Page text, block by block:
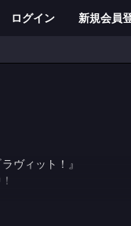
ログイン 新規会員
ヴィット！』